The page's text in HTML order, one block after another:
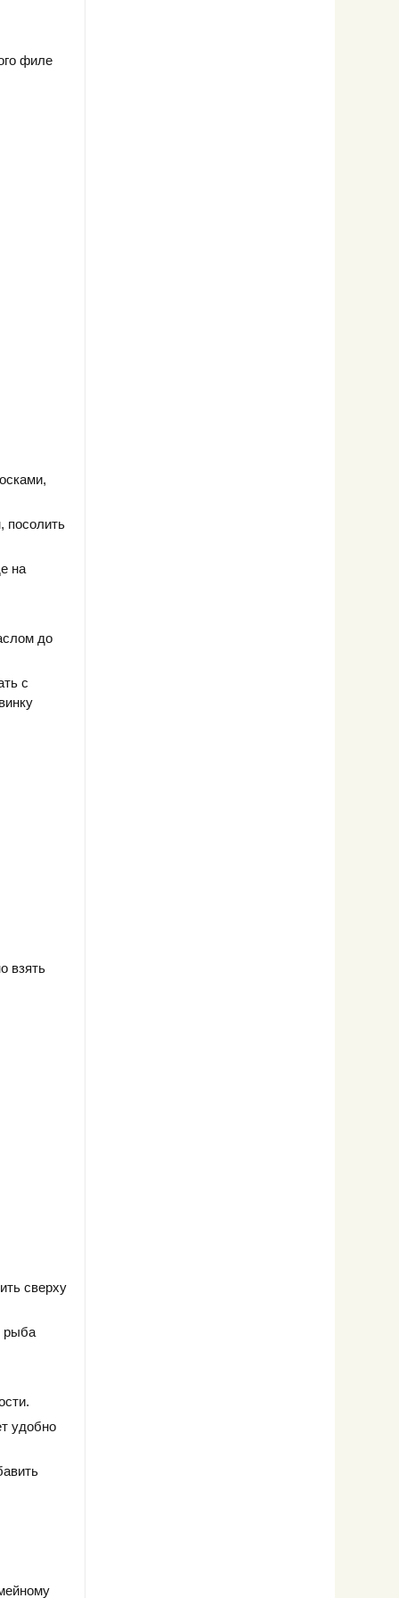
филе
посолить
на
до
с
взять
сверху
рыба
удобно